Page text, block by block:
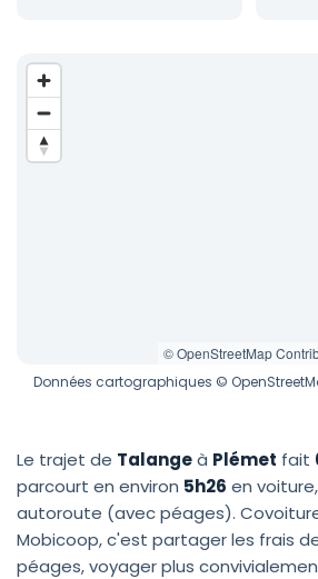
© OpenStreetMap
Données cartographiques ©
Le trajet de Talangeà Plémet fait
parcourt en environ 5h26 en
autoroute (avec péages).
Mobicoop, c'est partager les frais
péages, voyager plus